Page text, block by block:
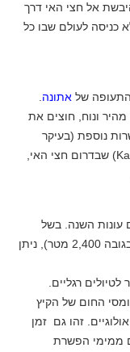
אל חצי האי דרך
כניסה לעולם שבו כל
התעופה של אתונה
ונוח, חוצים את
נוספת (בעיקר
בעונה) היא טיסה ישירה לעיר קלמטה (Kalamata) שבדרום חצי האי,
עונות השנה. בשל
גודלו והבדלי הגבהים (מהחופים ועד לפסגות בגובה 2,400 מטר), ניתן
רגליים.
החום של הקיץ
זהו גם זמן
ממימי הפשרת